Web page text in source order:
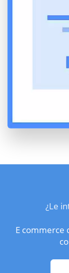
¿Le
E commerce